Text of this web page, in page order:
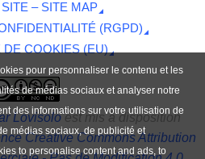
– SITE MAP
(RGPD)
DE COOKIES (EU)
Lovisoloest mis à disposition
Creative Commons Attribution
pour personnaliser le contenu et les
de médias sociaux et analyser notre
des informations sur votre utilisation de
médias sociaux, de publicité et
to personalise content and ads, to